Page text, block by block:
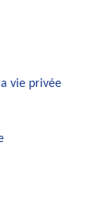
vie privée